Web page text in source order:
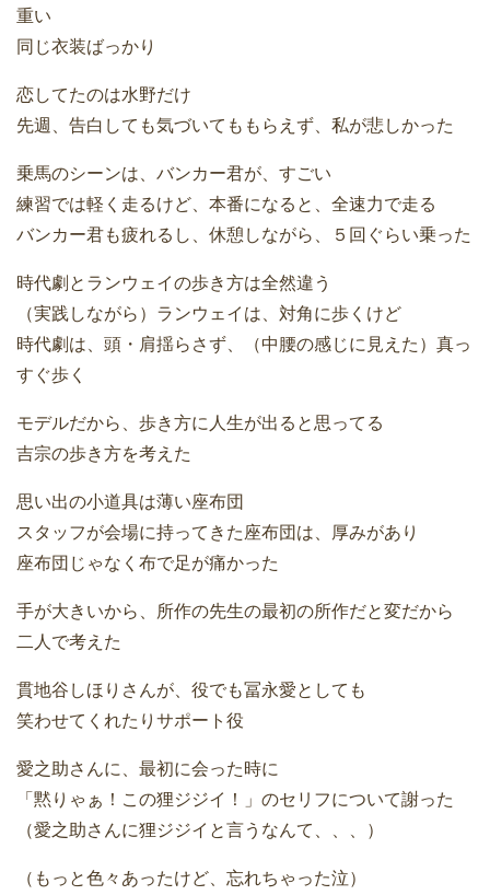
重い
同じ衣装ばっかり
恋してたのは水野だけ
先週、告白しても気づいてももらえず、私が悲しかった
乗馬のシーンは、バンカー君が、すごい
練習では軽く走るけど、本番になると、全速力で走る
バンカー君も疲れるし、休憩しながら、５回ぐらい乗った
時代劇とランウェイの歩き方は全然違う
（実践しながら）ランウェイは、対角に歩くけど
時代劇は、頭・肩揺らさず、（中腰の感じに見えた）真っ
すぐ歩く
モデルだから、歩き方に人生が出ると思ってる
吉宗の歩き方を考えた
思い出の小道具は薄い座布団
スタッフが会場に持ってきた座布団は、厚みがあり
座布団じゃなく布で足が痛かった
手が大きいから、所作の先生の最初の所作だと変だから
二人で考えた
貫地谷しほりさんが、役でも冨永愛としても
笑わせてくれたりサポート役
愛之助さんに、最初に会った時に
「黙りゃぁ！この狸ジジイ！」のセリフについて謝った
（愛之助さんに狸ジジイと言うなんて、、、）
（もっと色々あったけど、忘れちゃった泣）